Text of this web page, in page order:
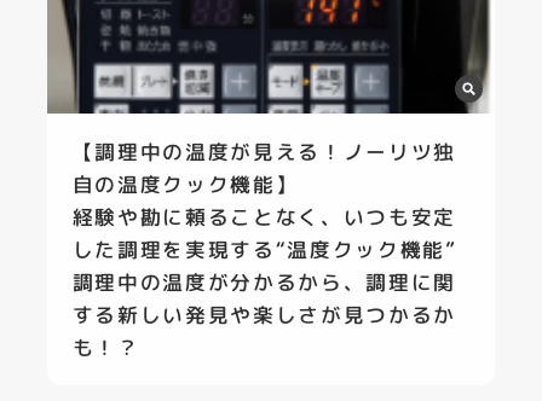
【調理中の温度が見える！ノーリツ独
自の温度クック機能】
経験や勘に頼ることなく、いつも安定
した調理を実現する“温度クック機能”
調理中の温度が分かるから、調理に関
する新しい発見や楽しさが見つかるか
も！？